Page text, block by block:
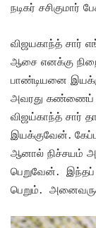
நடிகர் சசிகுமார்
விஜயகாந்த்
ஆசை எனக்கு
பாண்டியனை
அவரது கண்ணைப்
விஜய்காந்த் சார்
இயக்குவேன்.
ஆனால் நிச்சயம்
பெறுவேன். இந்தப்
பெறும்.